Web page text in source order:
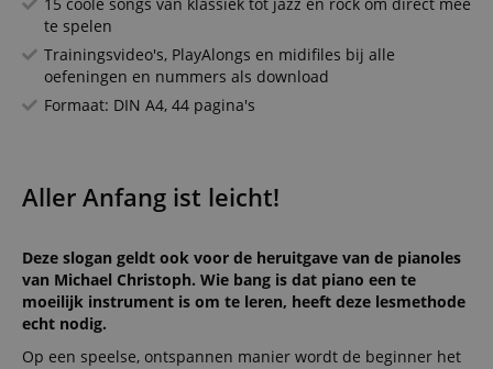
te spelen
Trainingsvideo's, PlayAlongs en midifiles bij alle
oefeningen en nummers als download
Formaat: DIN A4, 44 pagina's
Aller Anfang ist leicht!
Deze slogan geldt ook voor de heruitgave van de pianoles
van Michael Christoph. Wie bang is dat piano een te
moeilijk instrument is om te leren, heeft deze lesmethode
echt nodig.
Op een speelse, ontspannen manier wordt de beginner het